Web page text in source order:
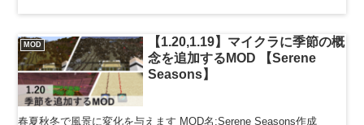
MOD
【1.20,1.19】マイクラに季節の概
念を追加するMOD 【Serene
Seasons】
春夏秋冬で風景に変化を与えます MOD名:Serene Seasons作成